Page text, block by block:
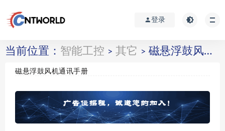
登录
当前位置： 智能工控 > 其它 > 磁悬浮鼓风机通讯手册
磁悬浮鼓风机通讯手册